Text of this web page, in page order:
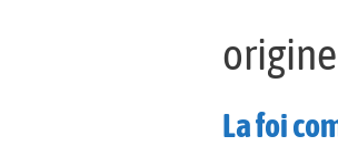
origine
La foi